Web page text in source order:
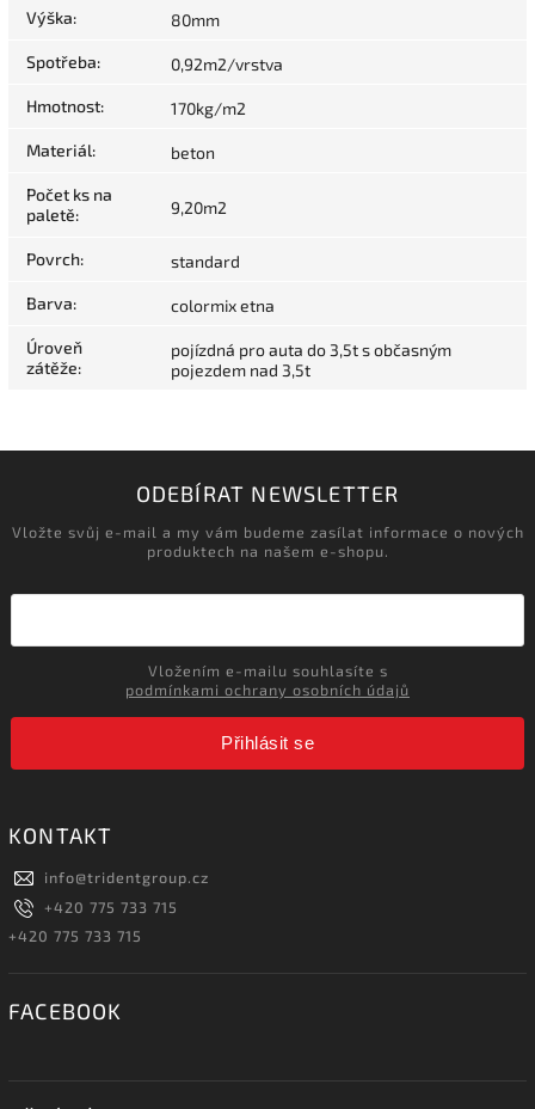
Výška: 80mm
Spotřeba: 0,92m2/vrstva
Hmotnost: 170kg/m2
Materiál: beton
Počet ks na
paletě: 9,20m2
Povrch: standard
Barva: colormix etna
Úroveň
zátěže:
pojízdná pro auta do 3,5t s občasným
pojezdem nad 3,5t
ODEBÍRAT NEWSLETTER
Vložte svůj e-mail a my vám budeme zasílat informace o nových
produktech na našem e-shopu.
podmínkami ochrany osobních údajů
Přihlásit se
KONTAKT
info@tridentgroup.cz
+420 775 733 715
+420 775 733 715
FACEBOOK